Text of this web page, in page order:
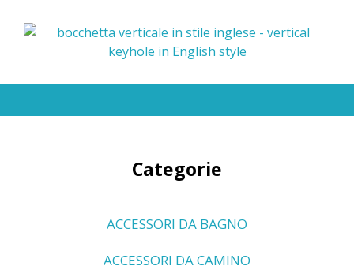
Categorie
ACCESSORI DA BAGNO
ACCESSORI DA CAMINO